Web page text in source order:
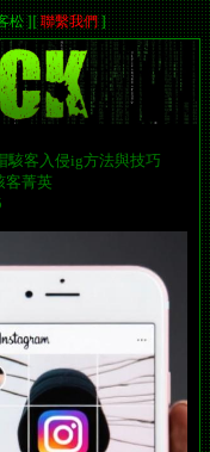
松 ] [ 聯繫我們 ]
駭客入侵ig方法與技巧
客菁英